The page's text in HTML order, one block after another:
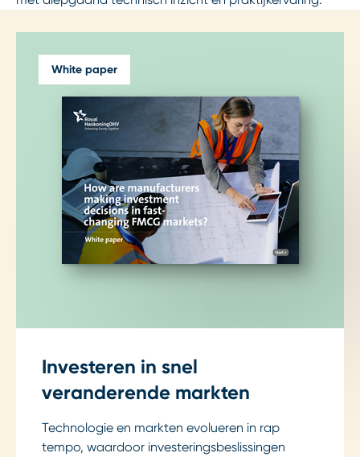
White paper
Investeren in snel
veranderende markten
Technologie en markten evolueren in rap
tempo, waardoor investeringsbeslissingen